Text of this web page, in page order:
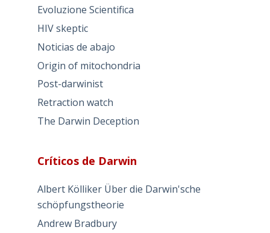
Evoluzione Scientifica
HIV skeptic
Noticias de abajo
Origin of mitochondria
Post-darwinist
Retraction watch
The Darwin Deception
Críticos de Darwin
Albert Kölliker Über die Darwin'sche
schöpfungstheorie
Andrew Bradbury